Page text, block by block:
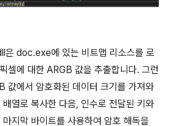
은 doc.exe에 있는 비트맵 리소스를 로
셀에 대한 ARGB 값을 추출합니다. 그런
값에서 암호화된 데이터 크기를 가져와
열로 복사한 다음, 인수로 전달된 키와
지막 바이트를 사용하여 암호 해독을